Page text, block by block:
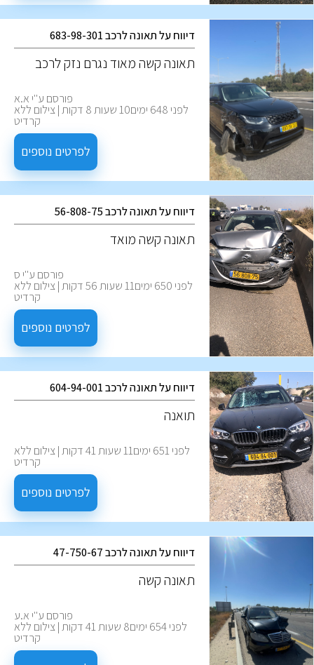
דיווח על תאונה לרכב 683-98-301
‏תאונה קשה מאוד נגרם נזק לרכב
פורסם ע''י א.א
לפני 648 ימים10 שעות 8 דקות | צילום ללא
קרדיט
לפרטים נוספים
דיווח על תאונה לרכב 56-808-75
תאונה קשה מואד
פורסם ע''י ס
לפני 650 ימים11 שעות 56 דקות | צילום ללא
קרדיט
לפרטים נוספים
דיווח על תאונה לרכב 604-94-001
תואנה
לפני 651 ימים11 שעות 41 דקות | צילום ללא
קרדיט
לפרטים נוספים
דיווח על תאונה לרכב 47-750-67
‏תאונה קשה
פורסם ע''י א.ע
לפני 654 ימים8 שעות 41 דקות | צילום ללא
קרדיט